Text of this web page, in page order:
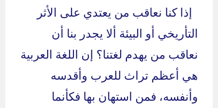
إذا كنا نعاقب من يعتدي على الأثر
التأريخي أو البيئة ألا يجدر بنا أن
نعاقب من يهدم لغتنا؟ إن اللغة العربية
هي أعظم تراث للعرب وأقدسه
وأنفسه، فمن استهان بها فكأنما